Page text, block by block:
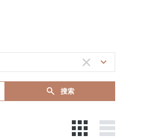
搜索